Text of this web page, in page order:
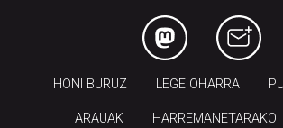
HONI BURUZ LEGE OHARRA
ARAUAK HARREMANETARAKO